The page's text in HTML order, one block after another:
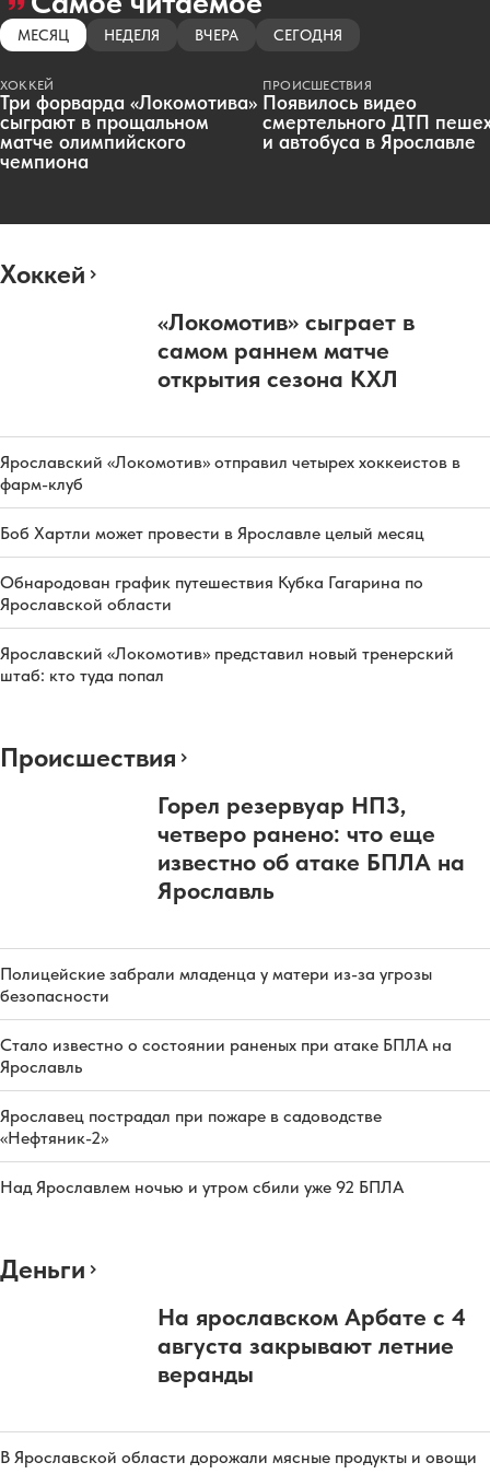
МЕСЯЦ НЕДЕЛЯ ВЧЕРА СЕГОДНЯ
ХОККЕЙ
Три форварда «Локомотива»
сыграют в прощальном
матче олимпийского
чемпиона
ПРОИСШЕСТВИЯ
Появилось видео
смертельного ДТП
и автобуса в Ярославле
Хоккей
«Локомотив» сыграет в
самом раннем матче
открытия сезона КХЛ
Ярославский «Локомотив» отправил четырех хоккеистов в
фарм-клуб
Боб Хартли может провести в Ярославле целый месяц
Обнародован график путешествия Кубка Гагарина по
Ярославской области
Ярославский «Локомотив» представил новый тренерский
штаб: кто туда попал
Происшествия
Горел резервуар НПЗ,
четверо ранено: что еще
известно об атаке БПЛА на
Ярославль
Полицейские забрали младенца у матери из-за угрозы
безопасности
Стало известно о состоянии раненых при атаке БПЛА на
Ярославль
Ярославец пострадал при пожаре в садоводстве
«Нефтяник-2»
Над Ярославлем ночью и утром сбили уже 92 БПЛА
Деньги
На ярославском Арбате с 4
августа закрывают летние
веранды
В Ярославской области дорожали мясные продукты и овощи